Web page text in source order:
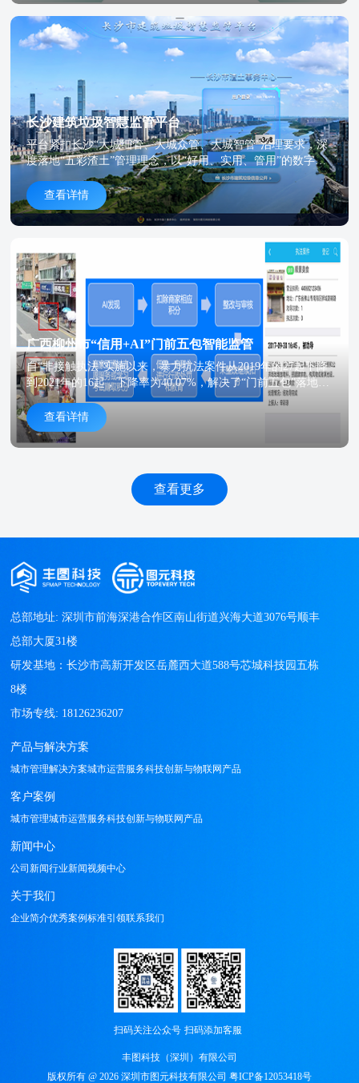
长沙建筑垃圾智慧监管平台
平台紧扣长沙“大城细管、大城众管、大城智管”治理要求，深
度落地“五彩渣土”管理理念，以“好用、实用、管用”的数字化
能力，成为长沙建筑垃圾治理的核心枢纽与智慧大脑，全面升
级渣土监管数字化底座。
查看详情
广西柳州市“信用+AI”门前五包智能监管
自“非接触执法”实施以来，暴力抗法案件从2019年的27起下降
到2021年的16起，下降率为40.07%，解决了“门前五包”落地难
题，提升沿街环境，提高了群众满意度。
查看详情
查看更多
总部地址: 深圳市前海深港合作区南山街道兴海大道3076号顺丰
总部大厦31楼
研发基地：长沙市高新开发区岳麓西大道588号芯城科技园五栋
8楼
产品与解决方案
城市管理解决方案城市运营服务科技创新与物联网产品
客户案例
城市管理城市运营服务科技创新与物联网产品
新闻中心
公司新闻行业新闻视频中心
关于我们
企业简介优秀案例标准引领联系我们
扫码关注公众号 扫码添加客服
丰图科技（深圳）有限公司
版权所有 @ 2026 深圳市图元科技有限公司 粤ICP备12053418号